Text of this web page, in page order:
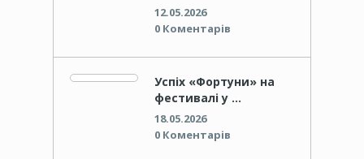
12.05.2026
0 Коментарів
Успіх «Фортуни» на
фестивалі у …
18.05.2026
0 Коментарів